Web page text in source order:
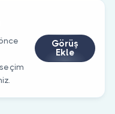
Görüş
Ekle